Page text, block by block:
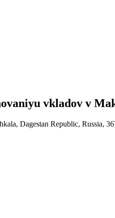
vkladov v
Dagestan Republic, Russia,